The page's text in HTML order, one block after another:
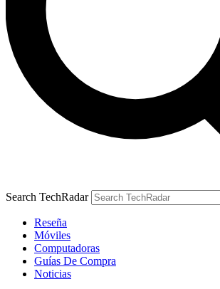
Search TechRadar
Reseña
Móviles
Computadoras
Guías De Compra
Noticias